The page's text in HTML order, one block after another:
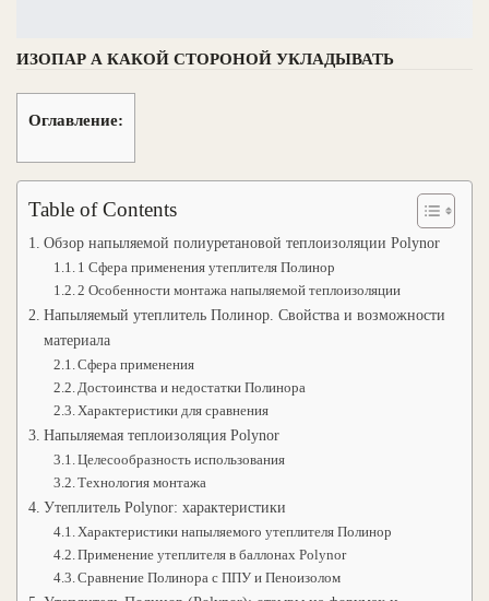
ИЗОПАР А КАКОЙ СТОРОНОЙ УКЛАДЫВАТЬ
Оглавление:
Table of Contents
Обзор напыляемой полиуретановой теплоизоляции Polynor
1 Сфера применения утеплителя Полинор
2 Особенности монтажа напыляемой теплоизоляции
Напыляемый утеплитель Полинор. Свойства и возможности
материала
Сфера применения
Достоинства и недостатки Полинора
Характеристики для сравнения
Напыляемая теплоизоляция Polynor
Целесообразность использования
Технология монтажа
Утеплитель Polynor: характеристики
Характеристики напыляемого утеплителя Полинор
Применение утеплителя в баллонах Polynor
Сравнение Полинора с ППУ и Пеноизолом